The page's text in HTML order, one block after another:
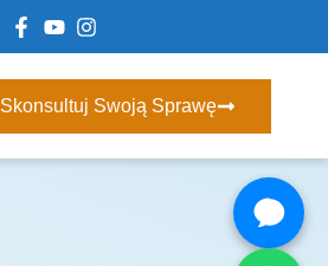
Skonsultuj Swoją Sprawę